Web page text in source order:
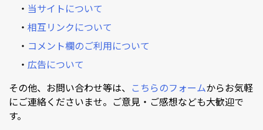
・ 当サイトについて
・ 相互リンクについて
・ コメント欄のご利用について
・ 広告について
その他、お問い合わせ等は、 こちらのフォームからお気軽
にご連絡くださいませ。ご意見・ご感想なども大歓迎で
す。